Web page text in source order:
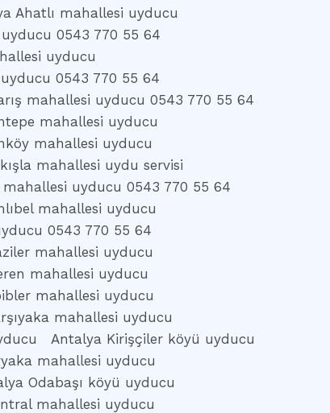
Ahatlı mahallesi uyducu
0543 770 55 64
uyducu
0543 770 55 64
mahallesi uyducu 0543 770 55 64
mahallesi uyducu
mahallesi uyducu
mahallesi uydu servisi
uyducu 0543 770 55 64
mahallesi uyducu
0543 770 55 64
mahallesi uyducu
mahallesi uyducu
mahallesi uyducu
mahallesi uyducu
Antalya Kirişçiler köyü uyducu
mahallesi uyducu
Odabaşı köyü uyducu
mahallesi uyducu